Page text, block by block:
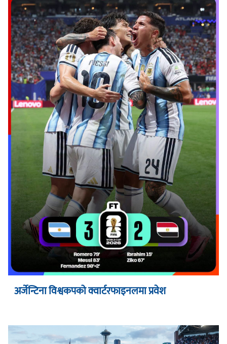
अर्जेन्टिना विश्वकपको क्वार्टरफाइनलमा प्रवेश